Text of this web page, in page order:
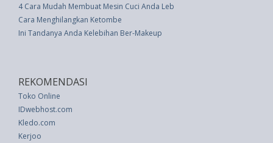
4 Cara Mudah Membuat Mesin Cuci Anda Lebih Lama
Cara Menghilangkan Ketombe
Ini Tandanya Anda Kelebihan Ber-Makeup
REKOMENDASI
Toko Online
IDwebhost.com
Kledo.com
Kerjoo